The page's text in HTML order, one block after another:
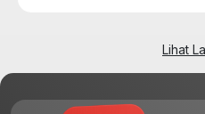
Lihat